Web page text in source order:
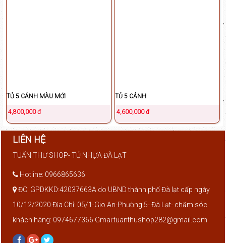
TỦ 5 CÁNH MÀU MỚI
4,800,000 đ
TỦ 5 CÁNH
4,600,000 đ
LIÊN HỆ
TUẤN THƯ SHOP- TỦ NHỰA ĐÀ LẠT
Hotline: 0966865636
ĐC: GPDKKD:42037663A do UBND thành phố Đà lạt cấp ngày
10/12/2020 Địa Chỉ: 05/1-Gio An-Phường 5- Đà Lạt- chăm sóc
khách hàng: 0974677366 Gmai:tuanthushop282@gmail.com